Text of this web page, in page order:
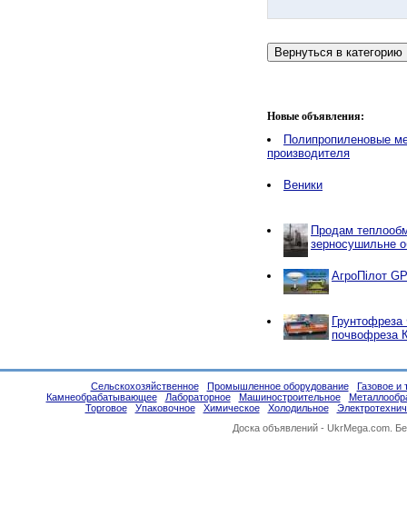
Новые объявления:
Полипропиленовые
производителя
Веники
Продам
зерносушильне
АгроПілот
почвофреза
Сельскохозяйственное Промышленное оборудование
Газовое и
Камнеобрабатывающее
Лабораторное Машиностроительное
Торговое
Упаковочное Химическое Холодильное
Доска объявлений - UkrMega.com.